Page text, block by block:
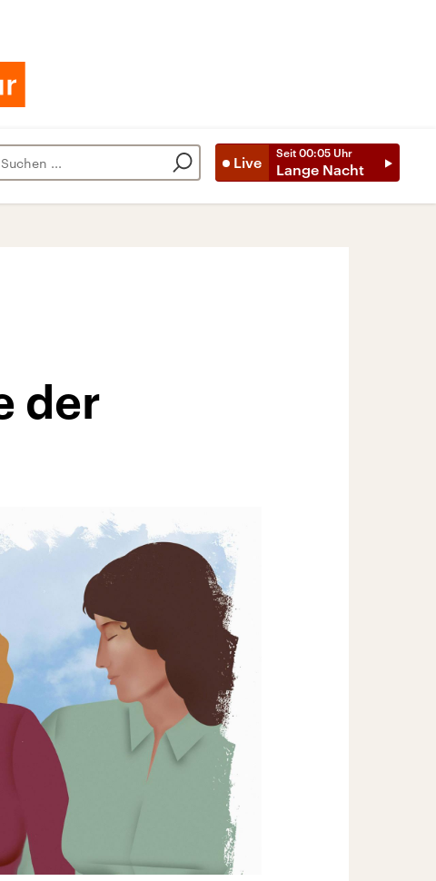
Live
Seit 00:05 Uhr
Lange Nacht
der